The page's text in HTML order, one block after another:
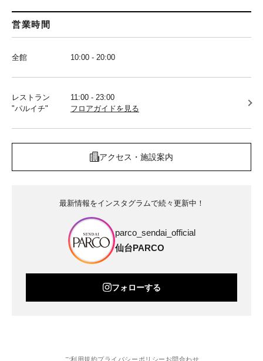
営業時間
全館 10:00 - 20:00
レストラン
"パルイチ"
11:00 - 23:00
フロアガイドを見る
アクセス・施設案内
最新情報をインスタグラムで続々更新中！
parco_sendai_official
仙台PARCO
フォローする
ご利用規約プライバシーポリシー お問合わせ